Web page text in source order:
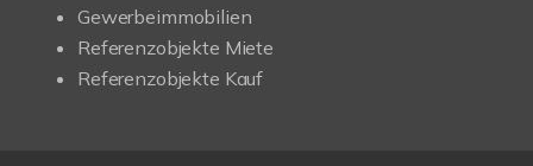
Gewerbeimmobilien
Referenzobjekte Miete
Referenzobjekte Kauf